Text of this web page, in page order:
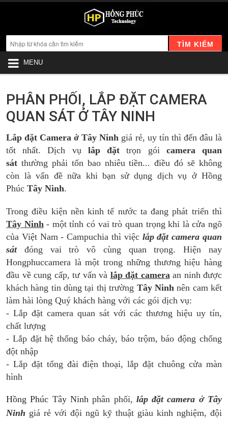
TÌM KIẾM
MENU
PHÂN PHỐI, LẮP ĐẶT CAMERA
QUAN SÁT Ở TÂY NINH
Lắp đặt Camera ở Tây Ninh giá rẻ, uy tín thì đến đâu là
tốt nhất. Dịch vụ lắp đặt trọn gói camera quan
sát thường phải tốn bao nhiêu tiền... điều đó sẽ không
còn là vấn đề nữa khi bạn sử dụng dịch vụ ở Hồng
Phúc Tây Ninh.
Trong điều kiện nền kinh tế nước ta đang phát triển thì
Tây Ninh - một tỉnh có vai trò quan trọng khi là cửa ngõ
của Việt Nam - Campuchia thì việc lắp đặt camera quan
sátđóng vai trò vô cùng quan trọng. Hiện nay
Hongphuccamera là một trong những thương hiệu hàng
đầu về cung cấp, tư vấn và lắp đặt camera an ninh được
khách hàng tin dùng tại thị trường Tây Ninh nên cam kết
làm hài lòng Quý khách hàng với các gói dịch vụ:
- Lắp đặt camera quan sát với các thương hiệu uy tín,
chất lượng
- Lắp đặt hệ thống báo cháy, báo trộm, báo động chống
đột nhập
- Lắp đặt tổng đài điện thoại, lắp đặt chuông cửa màn
hình
Hồng Phúc Tây Ninhphân phối, lắp đặt camera ở Tây
Ninh giá rẻ với đội ngũ kỹ thuật giàu kinh nghiệm, đội